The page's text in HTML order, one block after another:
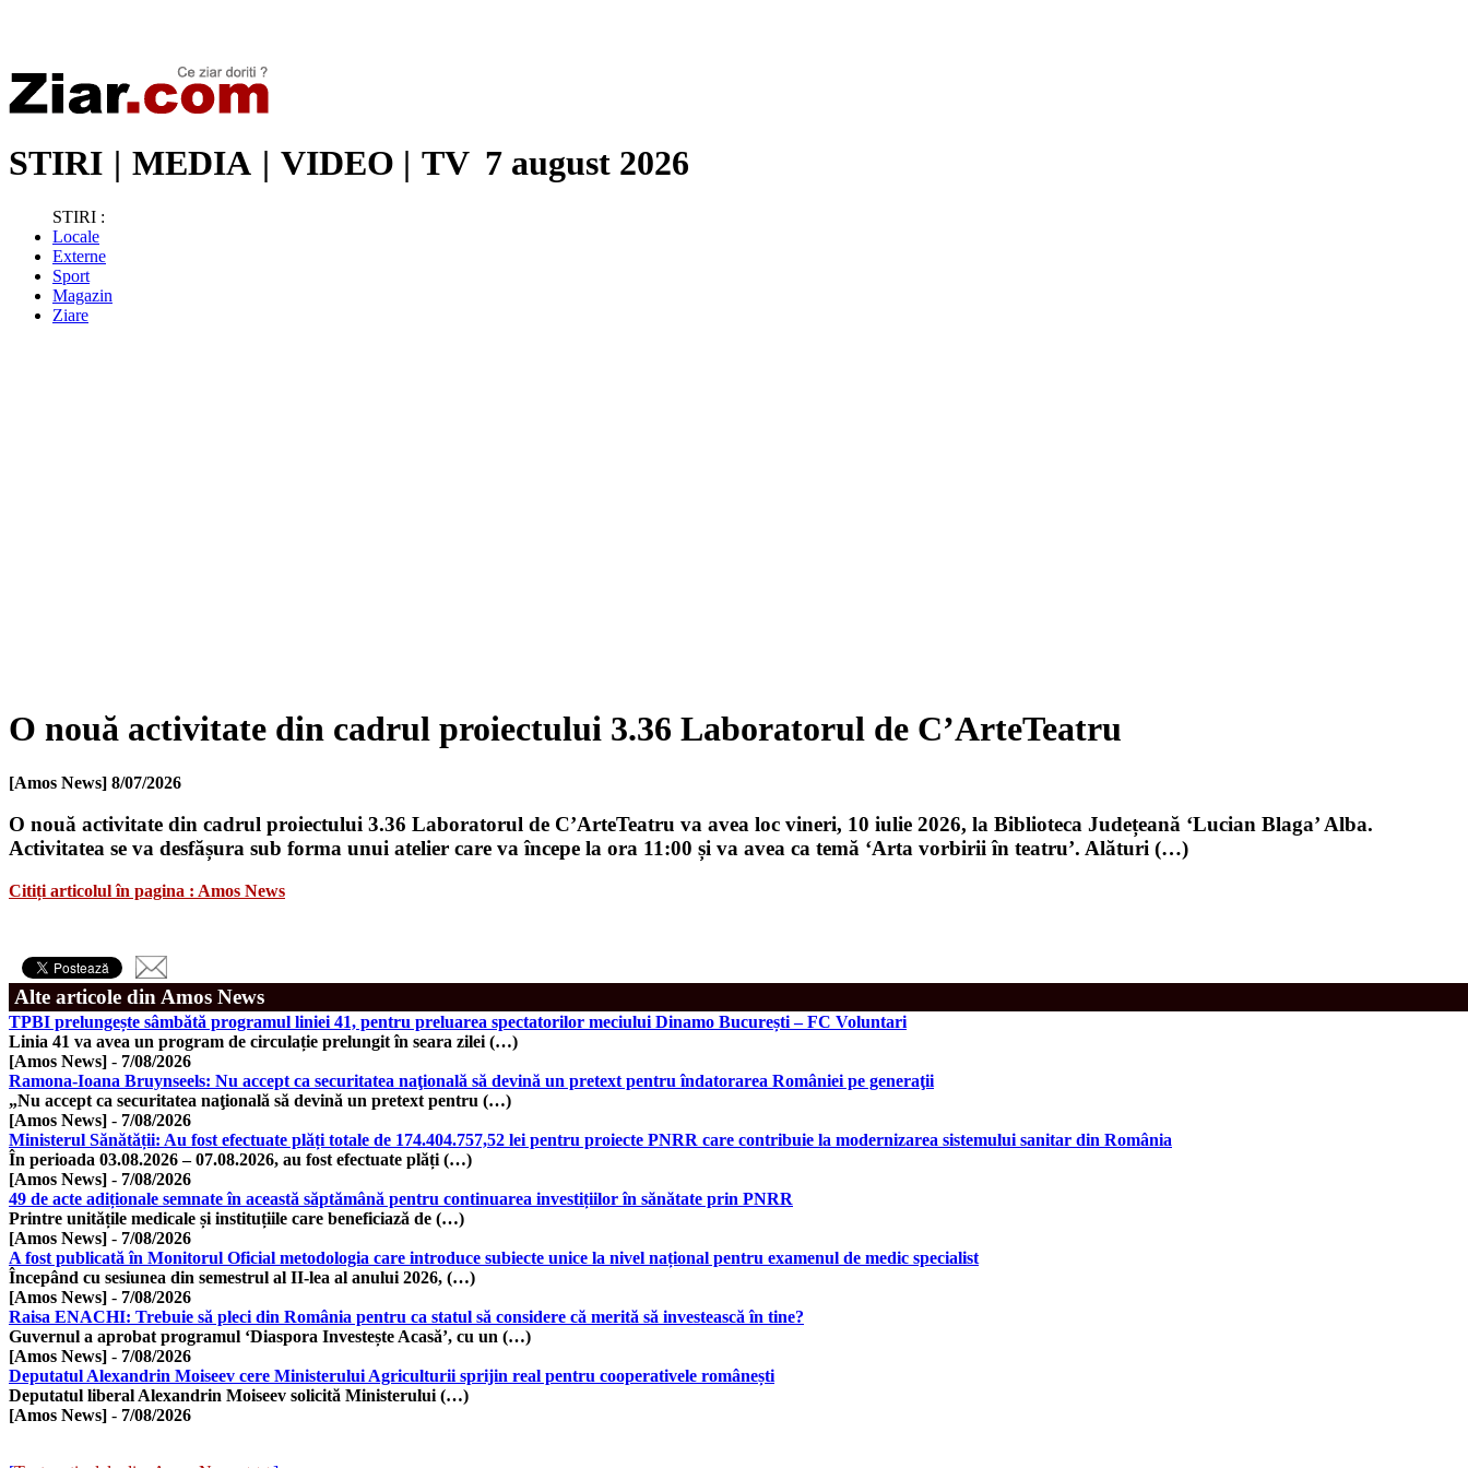
STIRI | MEDIA | VIDEO | TV 7 august 2026
STIRI :
Locale
Externe
Sport
Magazin
Ziare
O nouă activitate din cadrul proiectului 3.36 Laboratorul de C’ArteTeatru
[Amos News] 8/07/2026
O nouă activitate din cadrul proiectului 3.36 Laboratorul de C’ArteTeatru va avea loc vineri, 10 iulie 2026, la Biblioteca Județeană ‘Lucian Blaga’ Alba.
Activitatea se va desfășura sub forma unui atelier care va începe la ora 11:00 și va avea ca temă ‘Arta vorbirii în teatru’. Alături (…)
Citiți articolul în pagina : Amos News
Alte articole din Amos News
TPBI prelungește sâmbătă programul liniei 41, pentru preluarea spectatorilor meciului Dinamo București – FC Voluntari
Linia 41 va avea un program de circulație prelungit în seara zilei (…)
[Amos News] - 7/08/2026
Ramona-Ioana Bruynseels: Nu accept ca securitatea naţională să devină un pretext pentru îndatorarea României pe generaţii
„Nu accept ca securitatea naţională să devină un pretext pentru (…)
[Amos News] - 7/08/2026
Ministerul Sănătății: Au fost efectuate plăți totale de 174.404.757,52 lei pentru proiecte PNRR care contribuie la modernizarea sistemului sanitar din România
În perioada 03.08.2026 – 07.08.2026, au fost efectuate plăți (…)
[Amos News] - 7/08/2026
49 de acte adiționale semnate în această săptămână pentru continuarea investițiilor în sănătate prin PNRR
Printre unitățile medicale și instituțiile care beneficiază de (…)
[Amos News] - 7/08/2026
A fost publicată în Monitorul Oficial metodologia care introduce subiecte unice la nivel național pentru examenul de medic specialist
Începând cu sesiunea din semestrul al II-lea al anului 2026, (…)
[Amos News] - 7/08/2026
Raisa ENACHI: Trebuie să pleci din România pentru ca statul să considere că merită să investească în tine?
Guvernul a aprobat programul ‘Diaspora Investește Acasă’, cu un (…)
[Amos News] - 7/08/2026
Deputatul Alexandrin Moiseev cere Ministerului Agriculturii sprijin real pentru cooperativele românești
Deputatul liberal Alexandrin Moiseev solicită Ministerului (…)
[Amos News] - 7/08/2026